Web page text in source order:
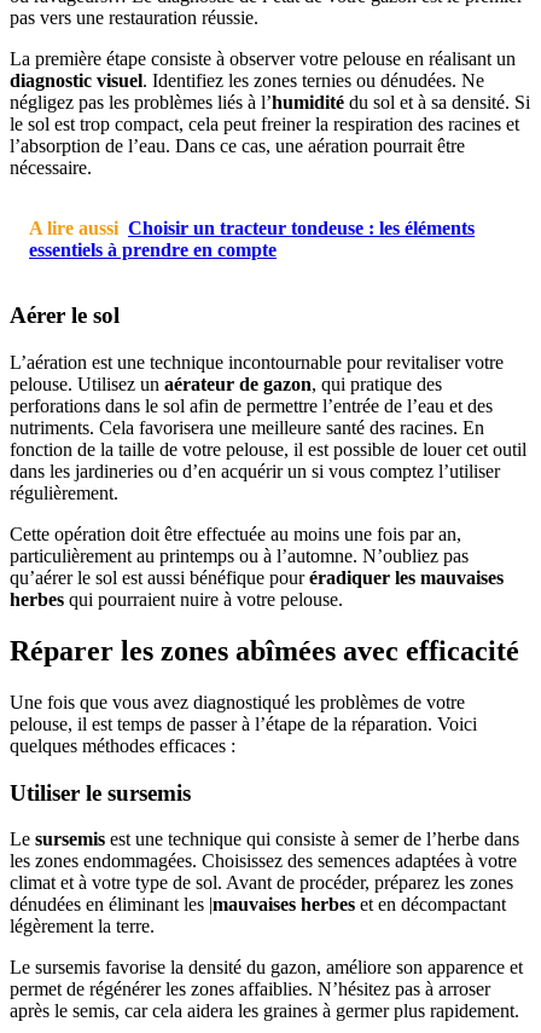
pas vers une restauration réussie.
La première étape consiste à observer votre pelouse en réalisant un
diagnostic visuel. Identifiez les zones ternies ou dénudées. Ne
négligez pas les problèmes liés à l’humidité du sol et à sa densité. Si
le sol est trop compact, cela peut freiner la respiration des racines et
l’absorption de l’eau. Dans ce cas, une aération pourrait être
nécessaire.
A lire aussi Choisir un tracteur tondeuse : les éléments
essentiels à prendre en compte
Aérer le sol
L’aération est une technique incontournable pour revitaliser votre
pelouse. Utilisez un aérateur de gazon, qui pratique des
perforations dans le sol afin de permettre l’entrée de l’eau et des
nutriments. Cela favorisera une meilleure santé des racines. En
fonction de la taille de votre pelouse, il est possible de louer cet outil
dans les jardineries ou d’en acquérir un si vous comptez l’utiliser
régulièrement.
Cette opération doit être effectuée au moins une fois par an,
particulièrement au printemps ou à l’automne. N’oubliez pas
qu’aérer le sol est aussi bénéfique pouréradiquer les mauvaises
herbes qui pourraient nuire à votre pelouse.
Réparer les zones abîmées avec efficacité
Une fois que vous avez diagnostiqué les problèmes de votre
pelouse, il est temps de passer à l’étape de la réparation. Voici
quelques méthodes efficaces :
Utiliser le sursemis
Le sursemis est une technique qui consiste à semer de l’herbe dans
les zones endommagées. Choisissez des semences adaptées à votre
climat et à votre type de sol. Avant de procéder, préparez les zones
dénudées en éliminant les |mauvaises herbes et en décompactant
légèrement la terre.
Le sursemis favorise la densité du gazon, améliore son apparence et
permet de régénérer les zones affaiblies. N’hésitez pas à arroser
après le semis, car cela aidera les graines à germer plus rapidement.